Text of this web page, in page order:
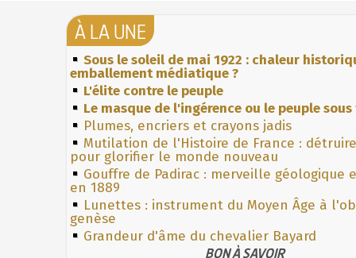
À LA UNE
Sous le soleil de mai 1922 : chaleur
emballement médiatique ?
L'élite contre le peuple
Le masque de l'ingérence ou le peuple
Plumes, encriers et crayons jadis
Mutilation de l'Histoire de France :
pour glorifier le monde nouveau
Gouffre de Padirac : merveille géologique
en 1889
Lunettes : instrument du Moyen Âge à
genèse
Grandeur d'âme du chevalier Bayard
BON À SAVOIR